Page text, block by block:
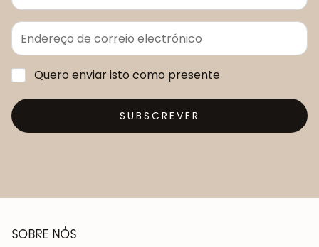
Quero enviar isto como presente
SUBSCREVER
SOBRE NÓS